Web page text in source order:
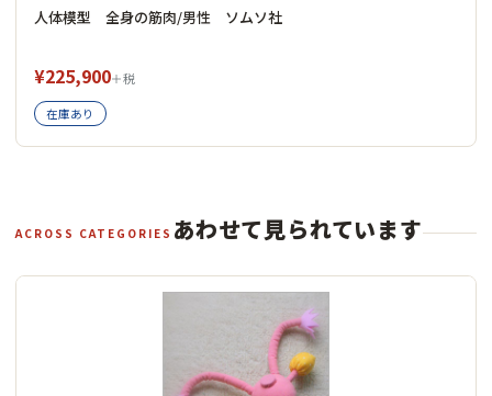
人体模型 全身の筋肉/男性 ソムソ社
¥225,900＋税
在庫あり
ACROSS CATEGORIES あわせて見られています